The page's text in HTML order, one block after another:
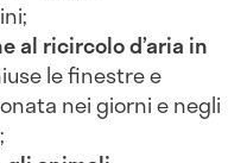
al ricircolo d’aria in
le finestre e
nei giorni e negli